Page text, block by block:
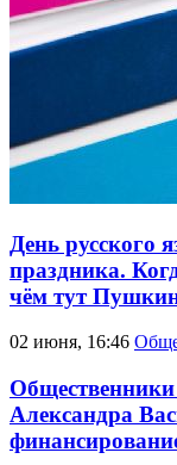
День русского
праздника.
чём тут
02 июня, 16:46
Александра